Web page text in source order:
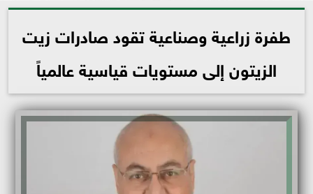
طفرة زراعية وصناعية تقود صادرات زيت
الزيتون إلى مستويات قياسية عالمياً